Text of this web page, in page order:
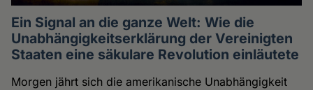
Ein Signal an die ganze Welt: Wie die
Unabhängigkeitserklärung der Vereinigten
Staaten eine säkulare Revolution einläutete
Morgen jährt sich die amerikanische Unabhängigkeit